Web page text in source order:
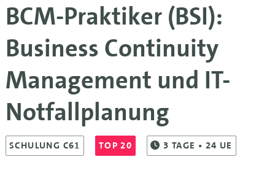
BCM-Praktiker (BSI):
Business Continuity
Management und IT-
Notfallplanung
SCHULUNG C61 TOP 20 3 TAGE • 24 UE